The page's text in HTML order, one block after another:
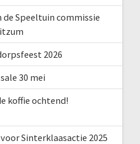
de Speeltuin commissie
2026
30 mei
koffie ochtend!
Sinterklaasactie 2025